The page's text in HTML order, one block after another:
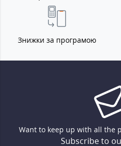
Знижки за програмою
Want to keep up with all the
Subscribe to